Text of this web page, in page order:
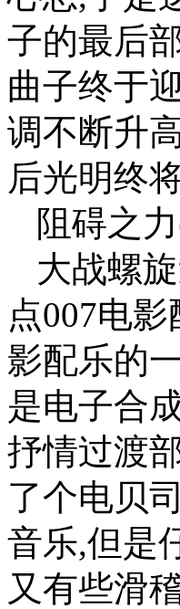
子的最后
曲子终于
调不断升
后光明终
阻碍之
大战螺
点007电
影配乐的
是电子合
抒情过渡
了个电贝
音乐,但是
又有些滑